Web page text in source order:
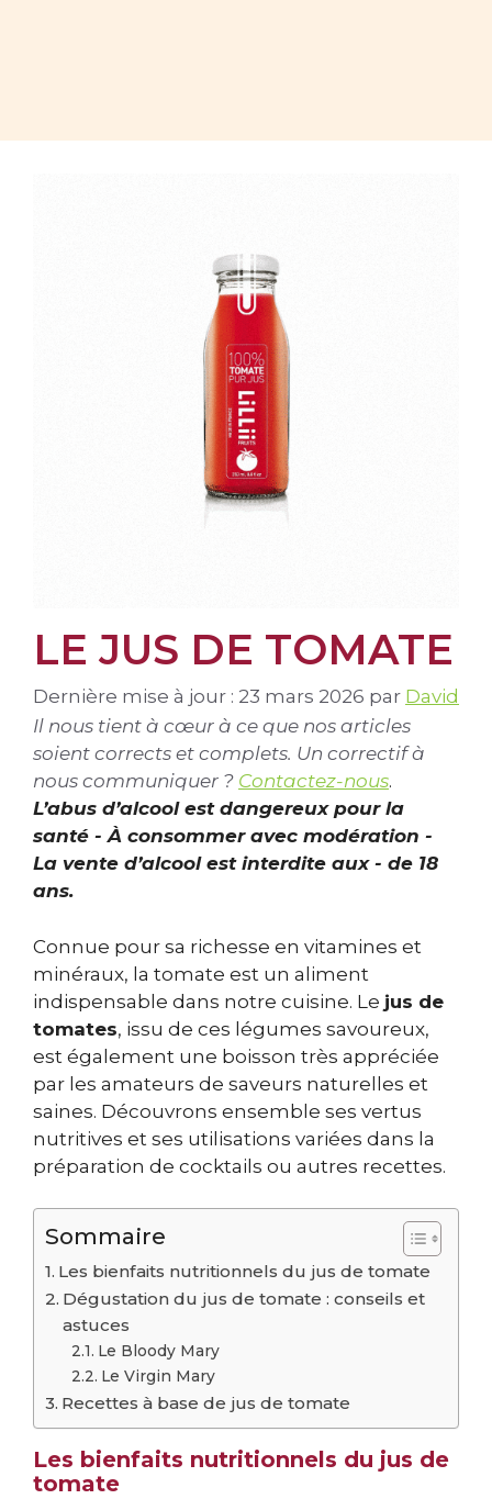
LE JUS DE TOMATE
Dernière mise à jour : 23 mars 2026 par David
Il nous tient à cœur à ce que nos articles
soient corrects et complets. Un correctif à
nous communiquer ? Contactez-nous.
L’abus d’alcool est dangereux pour la
santé - À consommer avec modération -
La vente d’alcool est interdite aux - de 18
ans.
Connue pour sa richesse en vitamines et
minéraux, la tomate est un aliment
indispensable dans notre cuisine. Le jus de
tomates, issu de ces légumes savoureux,
est également une boisson très appréciée
par les amateurs de saveurs naturelles et
saines. Découvrons ensemble ses vertus
nutritives et ses utilisations variées dans la
préparation de cocktails ou autres recettes.
Sommaire
Les bienfaits nutritionnels du jus de tomate
Dégustation du jus de tomate : conseils et
astuces
Le Bloody Mary
Le Virgin Mary
Recettes à base de jus de tomate
Les bienfaits nutritionnels du jus de
tomate